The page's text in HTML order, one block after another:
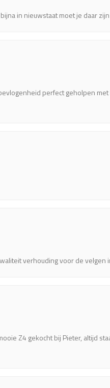
in nieuwstaat moet je daar
perfect geholpen
verhouding voor de
Z4 gekocht bij Pieter, altijd